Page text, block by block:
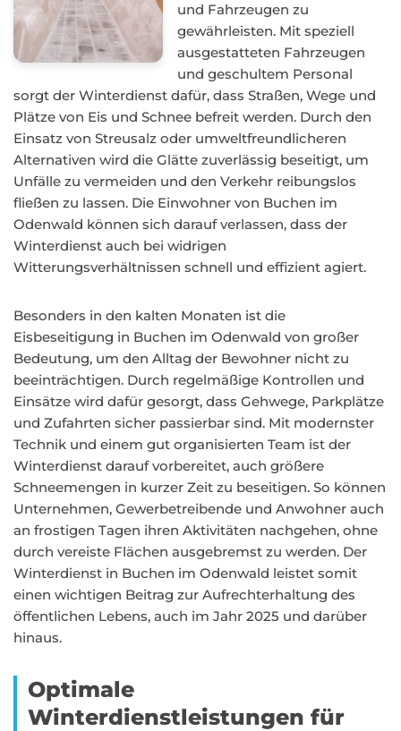
und Fahrzeugen zu
gewährleisten. Mit speziell
ausgestatteten Fahrzeugen
und geschultem Personal
sorgt der Winterdienst dafür, dass Straßen, Wege und
Plätze von Eis und Schnee befreit werden. Durch den
Einsatz von Streusalz oder umweltfreundlicheren
Alternativen wird die Glätte zuverlässig beseitigt, um
Unfälle zu vermeiden und den Verkehr reibungslos
fließen zu lassen. Die Einwohner von Buchen im
Odenwald können sich darauf verlassen, dass der
Winterdienst auch bei widrigen
Witterungsverhältnissen schnell und effizient agiert.
Besonders in den kalten Monaten ist die
Eisbeseitigung in Buchen im Odenwald von großer
Bedeutung, um den Alltag der Bewohner nicht zu
beeinträchtigen. Durch regelmäßige Kontrollen und
Einsätze wird dafür gesorgt, dass Gehwege, Parkplätze
und Zufahrten sicher passierbar sind. Mit modernster
Technik und einem gut organisierten Team ist der
Winterdienst darauf vorbereitet, auch größere
Schneemengen in kurzer Zeit zu beseitigen. So können
Unternehmen, Gewerbetreibende und Anwohner auch
an frostigen Tagen ihren Aktivitäten nachgehen, ohne
durch vereiste Flächen ausgebremst zu werden. Der
Winterdienst in Buchen im Odenwald leistet somit
einen wichtigen Beitrag zur Aufrechterhaltung des
öffentlichen Lebens, auch im Jahr 2025 und darüber
hinaus.
Optimale
Winterdienstleistungen für